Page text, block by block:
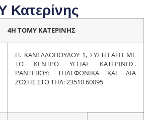
4Η ΤΟΜΥ ΚΑΤΕΡΙΝΗΣ
Π. ΚΑΝΕΛΛΟΠΟΥΛΟΥ 1, ΣΥΣΤΕΓΑΣΗ ΜΕ
ΤΟ ΚΕΝΤΡΟ ΥΓΕΙΑΣ ΚΑΤΕΡΙΝΗΣ.
ΡΑΝΤΕΒΟΥ: ΤΗΛΕΦΩΝΙΚΑ ΚΑΙ ΔΙΑ
ΖΩΣΗΣ ΣΤΟ ΤΗΛ: 23510 60095